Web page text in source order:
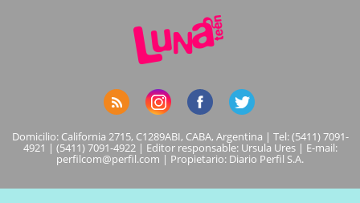
Domicilio: California 2715, C1289ABI, CABA, Argentina | Tel: (5411) 7091-
4921 | (5411) 7091-4922 | Editor responsable: Ursula Ures | E-mail:
perfilcom@perfil.com | Propietario: Diario Perfil S.A.